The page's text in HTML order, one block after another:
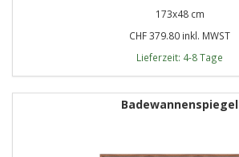
173x48 cm
CHF 379.80 inkl. MWST
Lieferzeit: 4-8 Tage
Badewannenspiegel